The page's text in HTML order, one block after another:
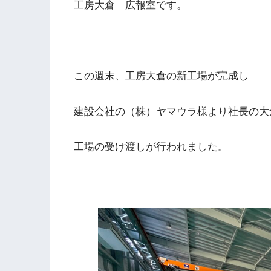
工房大倉 広報室です。
この週末、工房大倉の新工場が完成し
建設会社の（株）ヤマウラ様より社長の
工場の受け渡しが行われました。